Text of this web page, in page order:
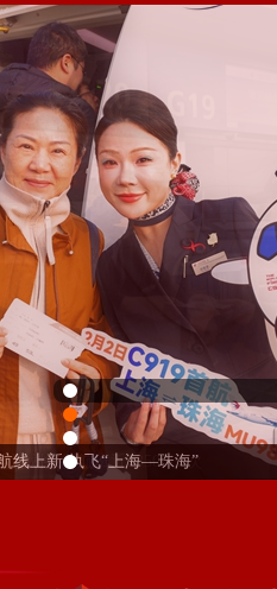
线上新 执飞“上海—珠海”